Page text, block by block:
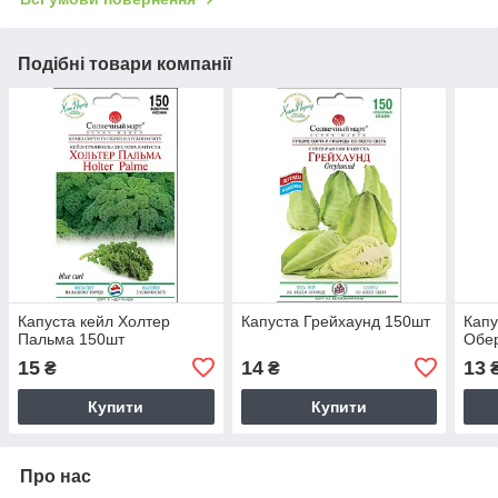
Подібні товари компанії
Капуста кейл Холтер
Пальма 150шт
15 ₴
Купити
Капуста Грейхаунд 150шт
14₴
Купити
13
Про нас